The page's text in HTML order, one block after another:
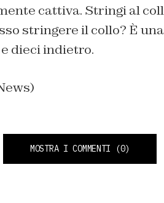
cattiva. Stringi al
stringere il collo? È
dieci indietro.
MOSTRA I COMMENTI (0)